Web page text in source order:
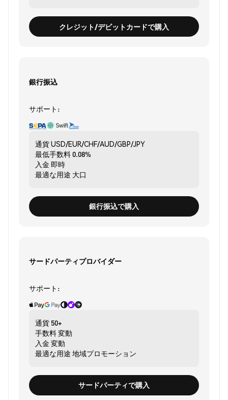
クレジット/デビットカードで購入
銀行振込
サポート:
通貨USD/EUR/CHF/AUD/GBP/JPY
最低手数料0.08%
入金 即時
最適な用途 大口
銀行振込で購入
サードパーティプロバイダー
サポート:
通貨 50+
手数料変動
入金 変動
最適な用途 地域プロモーション
サードパーティで購入